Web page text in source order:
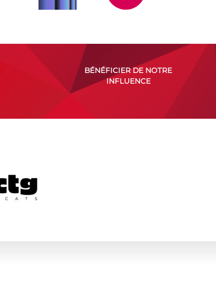
BÉNÉFICIER DE NOTRE
INFLUENCE